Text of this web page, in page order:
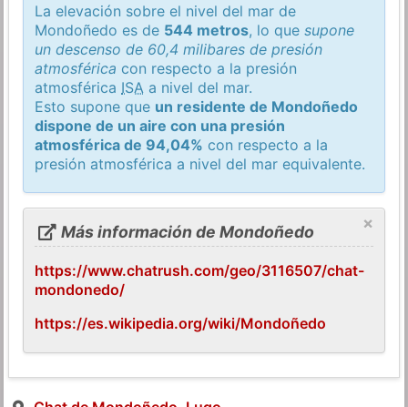
La elevación sobre el nivel del mar de
Mondoñedo es de 544 metros, lo quesupone
un descenso de 60,4 milibares de presión
atmosférica con respecto a la presión
atmosférica ISA a nivel del mar.
Esto supone que un residente de Mondoñedo
dispone de un aire con una presión
atmosférica de 94,04% con respecto a la
presión atmosférica a nivel del mar equivalente.
×
Más información de Mondoñedo
https://www.chatrush.com/geo/3116507/chat-
mondonedo/
https://es.wikipedia.org/wiki/Mondoñedo